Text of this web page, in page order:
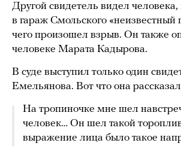
Другой свидетель видел
в гараж Смольского «неизвестный
чего произошел взрыв. Он также
человеке Марата Кадырова.
В суде выступил только один
Емельянова. Вот что она
На тропиночке мне шел
человек… Он шел такой
выражение лица было такое